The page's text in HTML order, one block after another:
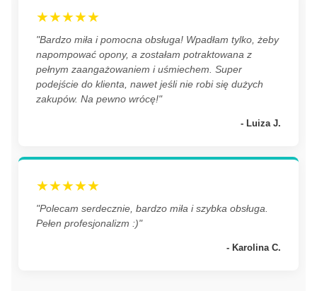
★★★★★
"Bardzo miła i pomocna obsługa! Wpadłam tylko, żeby
napompować opony, a zostałam potraktowana z
pełnym zaangażowaniem i uśmiechem. Super
podejście do klienta, nawet jeśli nie robi się dużych
zakupów. Na pewno wrócę!"
- Luiza J.
★★★★★
"Polecam serdecznie, bardzo miła i szybka obsługa.
Pełen profesjonalizm :)"
- Karolina C.